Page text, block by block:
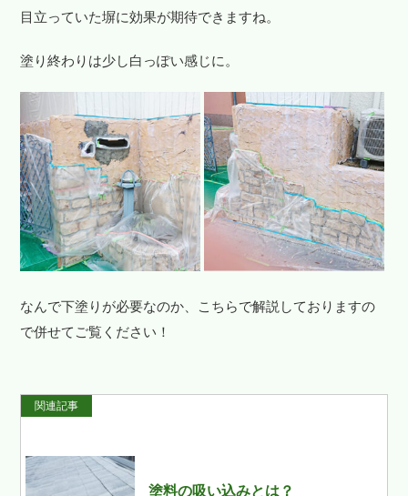
目立っていた塀に効果が期待できますね。
塗り終わりは少し白っぽい感じに。
なんで下塗りが必要なのか、こちらで解説しておりますの
で併せてご覧ください！
関連記事
塗料の吸い込みとは？